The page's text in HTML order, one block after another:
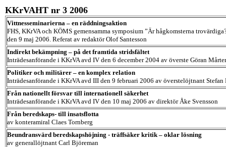
KKrVAHT nr 3 2006
Vittnesseminarierna – en räddningsaktion
FHS, KKrVA och KÖMS gemensamma symposium ”Är hågkomsterna
den 9 maj 2006. Referat av redaktör Olof Santesson
Indirekt bekämpning – på det framtida stridsfältet
Inträdesanförande i KKrVA avd IV den 6 december 2004 av överste Göran
Politiker och militärer – en komplex relation
Inträdesanförande i KKrVA avd III den 9 februari 2006 av överstelöjtnant Stefan
Från nationellt försvar till internationell säkerhet
Inträdesanförande i KKrVA avd IV den 10 maj 2006 av direktör Åke Svensson
Från beredskaps- till insatsflotta
av konteramiral Claes Tornberg
Beundransvärd beredskapshöjning - träffsäker kritik – oklar lösning
av generallöjtnant Carl Björeman